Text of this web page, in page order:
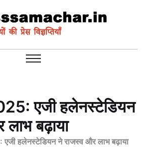
एजी हलेनस्टेडियन
बढ़ाया
एजी हलेनस्टेडियन ने राजस्व और लाभ बढ़ाया